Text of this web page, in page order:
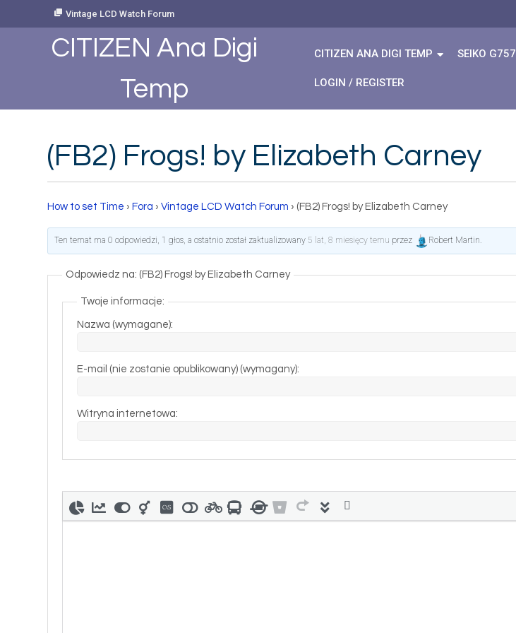
Vintage LCD Watch Forum
CITIZEN Ana Digi
Temp
CITIZEN ANA DIGI TEMP SEIKO G757
LOGIN / REGISTER
(FB2) Frogs! by Elizabeth Carney
How to set Time › Fora › Vintage LCD Watch Forum › (FB2) Frogs! by Elizabeth Carney
Ten temat ma 0 odpowiedzi, 1 głos, a ostatnio został zaktualizowany 5 lat, 8 miesięcy temu przez Robert Martin.
Odpowiedz na: (FB2) Frogs! by Elizabeth Carney
Twoje informacje:
Nazwa (wymagane):
E-mail (nie zostanie opublikowany) (wymagany):
Witryna internetowa: